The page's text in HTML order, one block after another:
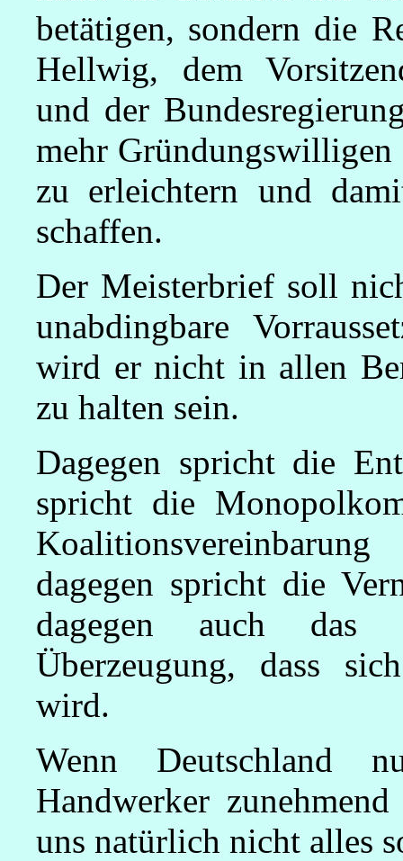
betätigen, sondern die
Hellwig, dem
und der
mehr
zu erleichtern und
schaffen.
Der Meisterbrief soll
unabdingbare
wird er nicht in allen
zu halten sein.
Dagegen spricht die
spricht die
dagegen spricht die
dagegen auch das
Überzeugung, dass
wird.
Wenn Deutschland
Handwerker
uns natürlich nicht alles